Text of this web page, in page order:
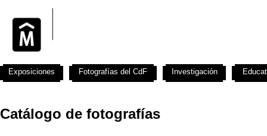
Catálogo de fotografías
Exposiciones Fotografías del CdF Investigación